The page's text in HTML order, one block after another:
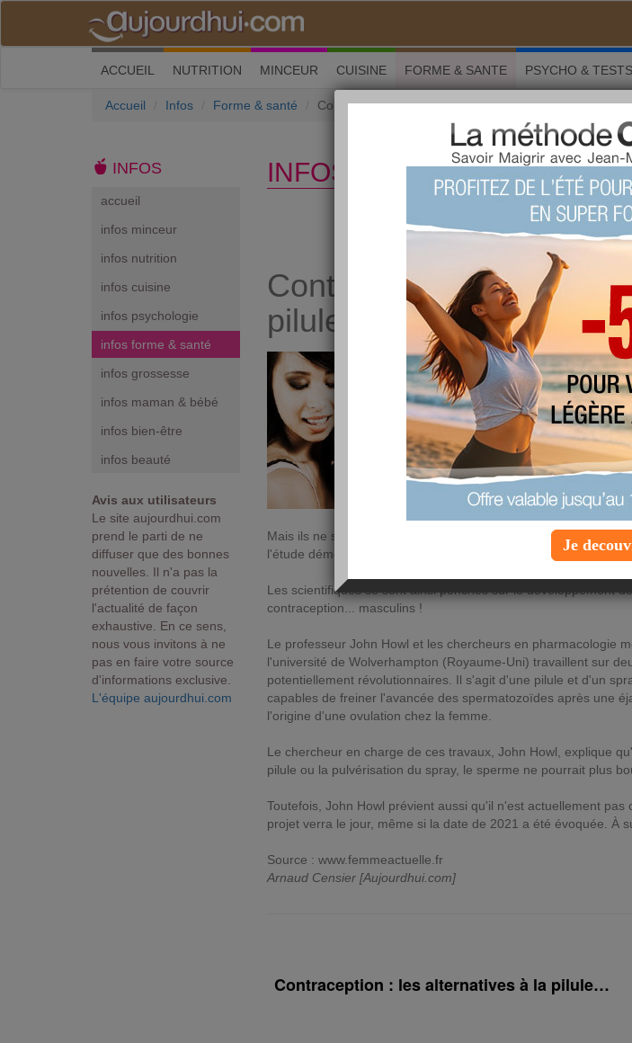
ACCUEIL (current)
NUTRITION MINCEUR CUISINE FORME & SANTE PSYCHO & TESTS
Accueil Infos Forme & santé Contraception masculine : une pilule et un spray pour
INFOS
accueil
infos minceur
infos nutrition
infos cuisine
infos psychologie
infos forme & santé
infos grossesse
infos maman & bébé
infos bien-être
infos beauté
Avis aux utilisateurs
Le site aujourdhui.com
prend le parti de ne
diffuser que des bonnes
nouvelles. Il n'a pas la
prétention de couvrir
l'actualité de façon
exhaustive. En ce sens,
nous vous invitons à ne
pas en faire votre source
d'informations exclusive.
L'équipe aujourdhui.com
INFOS FORME & SANTÉ
Contraception masculine
pilule et un spray pour
Pilule, stérilet, patch,
contraception sont
Les hommes n'ont
arme à leur
grossesses non
Jeudi 3 novembre
&amp; Santé
Mais ils ne seraient que 13 % à l'utiliser, selon un sondage de
l'étude démographique(Ined).
Les scientifiques se sont ainsi penchés sur le développement
contraception... masculins !
Le professeur John Howl et les chercheurs en pharmacologie
l'université de Wolverhampton (Royaume-Uni) travaillent sur
potentiellement révolutionnaires. Il s'agit d'une pilule et d'un
capables de freiner l'avancée des spermatozoïdes après une
l'origine d'une ovulation chez la femme.
Le chercheur en charge de ces travaux, John Howl, explique
pilule ou la pulvérisation du spray, le sperme ne pourrait plus
Toutefois, John Howl prévient aussi qu'il n'est actuellement pas
projet verra le jour, même si la date de 2021 a été évoquée. À
Source : www.femmeactuelle.fr
Arnaud Censier [Aujourdhui.com]
Contraception : les alternatives à la pilule…
Je